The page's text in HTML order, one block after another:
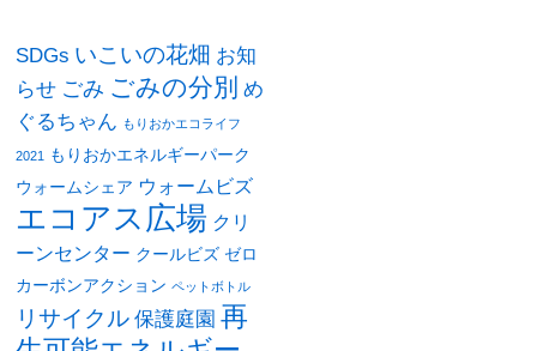
SDGs いこいの花畑 お知
らせ ごみ ごみの分別 め
ぐるちゃん もりおかエコライフ
2021
もりおかエネルギーパーク
ウォームシェア ウォームビズ
エコアス広場 クリ
ーンセンター クールビズ ゼロ
カーボンアクション ペットボトル
リサイクル 保護庭園 再